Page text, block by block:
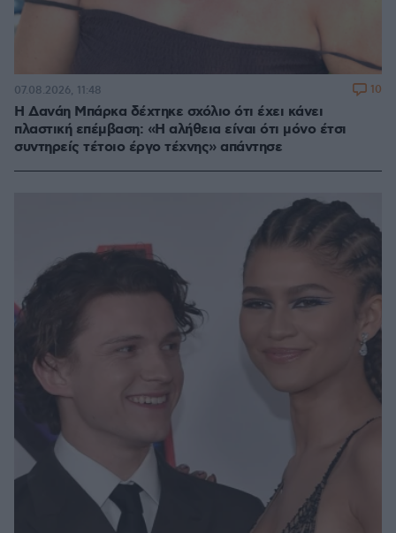
Η Δανάη Μπάρκα δέχτηκε σχόλιο ότι έχει κάνει
πλαστική επέμβαση: «Η αλήθεια είναι ότι μόνο έτσι
συντηρείς τέτοιο έργο τέχνης» απάντησε
07.08.2026, 11:48 10